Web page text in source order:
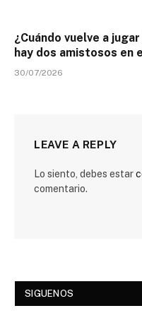
¿Cuándo vuelve a
hay dos amistosos en
30/07/2026
LEAVE A REPLY
Lo siento, debes estar
comentario.
SIGUENOS